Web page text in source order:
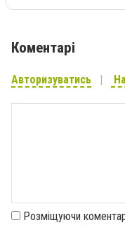
Коментарі
Авторизуватись
Розміщуючи